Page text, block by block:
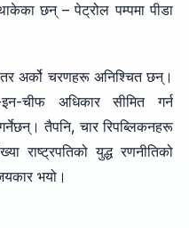
छन् – पेट्रोल पम्पमा पीडा
अर्को चरणहरू अनिश्चित छन्।
चीफ अधिकार सीमित गर्न
तैपनि, चार रिपब्लिकनहरू
राष्ट्रपतिको युद्ध रणनीतिको
भयो।